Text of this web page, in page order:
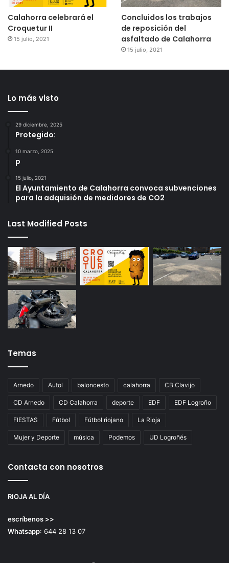
Calahorra celebrará el
Croquetur II
15 julio, 2021
Concluidos los trabajos
de reposición del
asfaltado de Calahorra
15 julio, 2021
Lo más visto
29 diciembre, 2025
Protegido:
10 marzo, 2025
p
15 julio, 2021
El Ayuntamiento de Calahorra convoca subvenciones
para la adquisión de medidores de CO2
Last Modified Posts
Temas
Arnedo Autol baloncesto calahorra CB Clavijo
CD Arnedo CD Calahorra deporte EDF EDF Logroño
FIESTAS Fútbol Fútbol riojano La Rioja
Mujer y Deporte música Podemos UD Logroñés
Contacta con nosotros
RIOJA AL DÍA
escríbenos >>
Whatsapp: 644 28 13 07